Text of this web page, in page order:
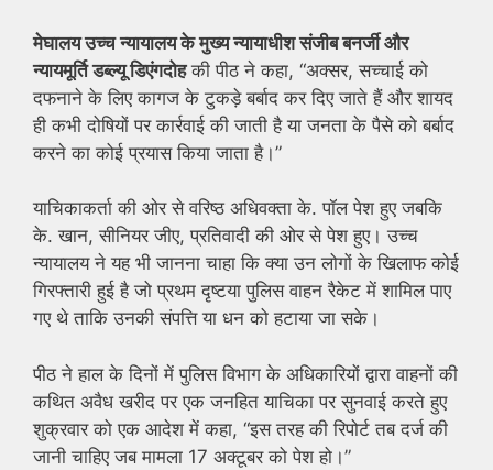
मेघालय उच्च न्यायालय के मुख्य न्यायाधीश संजीब बनर्जी और
न्यायमूर्ति डब्ल्यू डिएंगदोहकी पीठ ने कहा, “अक्सर, सच्चाई को
दफनाने के लिए कागज के टुकड़े बर्बाद कर दिए जाते हैं और शायद
ही कभी दोषियों पर कार्रवाई की जाती है या जनता के पैसे को बर्बाद
करने का कोई प्रयास किया जाता है।”
याचिकाकर्ता की ओर से वरिष्ठ अधिवक्ता के. पॉल पेश हुए जबकि
के. खान, सीनियर जीए, प्रतिवादी की ओर से पेश हुए। उच्च
न्यायालय ने यह भी जानना चाहा कि क्या उन लोगों के खिलाफ कोई
गिरफ्तारी हुई है जो प्रथम दृष्टया पुलिस वाहन रैकेट में शामिल पाए
गए थे ताकि उनकी संपत्ति या धन को हटाया जा सके।
पीठ ने हाल के दिनों में पुलिस विभाग के अधिकारियों द्वारा वाहनों की
कथित अवैध खरीद पर एक जनहित याचिका पर सुनवाई करते हुए
शुक्रवार को एक आदेश में कहा, “इस तरह की रिपोर्ट तब दर्ज की
जानी चाहिए जब मामला 17 अक्टूबर को पेश हो।”